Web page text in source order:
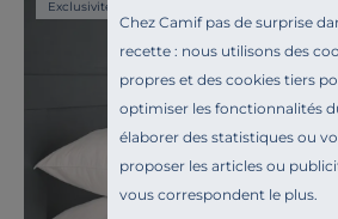
Chez Camif pas de surprise
recette : nous utilisons des
propres et des cookies tiers
optimiser les fonctionnalités
élaborer des statistiques ou
proposer les articles ou
vous correspondent le plus.
Exclusivité